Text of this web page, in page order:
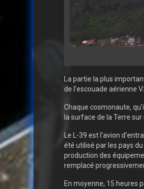
La partie la plus
de l'escouade aérienne
Chaque cosmonaute,
la surface de la Terre
Le L-39 est l'avion
été utilisé par les pays
production des
remplacé
En moyenne, 15 heures